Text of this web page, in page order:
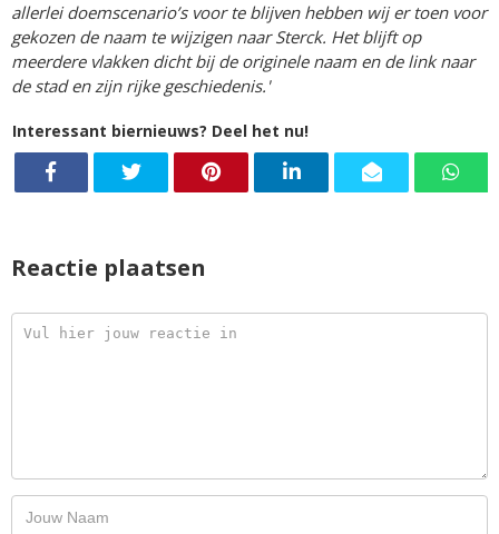
allerlei doemscenario’s voor te blijven hebben wij er toen voor
gekozen de naam te wijzigen naar Sterck. Het blijft op
meerdere vlakken dicht bij de originele naam en de link naar
de stad en zijn rijke geschiedenis.'
Interessant biernieuws? Deel het nu!
Reactie plaatsen